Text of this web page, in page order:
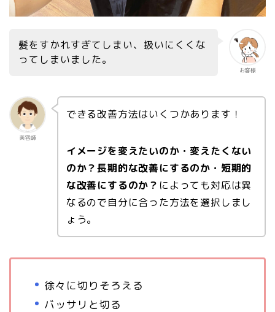
お客様
髪をすかれすぎてしまい、扱いにくくな
ってしまいました。
美容師
できる改善方法はいくつかあります！
イメージを変えたいのか・変えたくない
のか？長期的な改善にするのか・短期的
な改善にするのか？ によっても対応は異
なるので自分に合った方法を選択しまし
ょう。
徐々に切りそろえる
バッサリと切る